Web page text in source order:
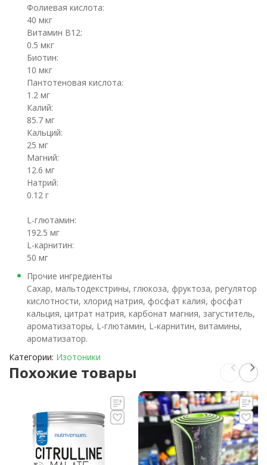
Фолиевая кислота:
40 мкг
Витамин B12:
0.5 мкг
Биотин:
10 мкг
Пантотеновая кислота:
1.2 мг
Калий:
85.7 мг
Кальций:
25 мг
Магний:
12.6 мг
Натрий:
0.12 г
L-глютамин:
192.5 мг
L-карнитин:
50 мг
Прочие ингредиенты
Cахар, мальтодекстрины, глюкоза, фруктоза, регулятор
кислотности, хлорид натрия, фосфат калия, фосфат
кальция, цитрат натрия, карбонат магния, загуститель,
ароматизаторы, L-глютамин, L-карнитин, витамины,
ароматизатор.
Категории: Изотоники
Похожие товары